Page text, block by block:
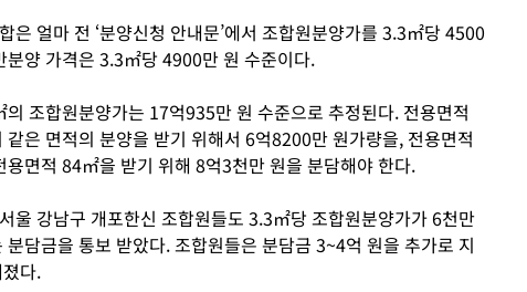
은 얼마 전 ‘분양신청 안내문’에서 조합원분양가를 3.3㎡당 4500
분양 가격은 3.3㎡당 4900만 원 수준이다.
조합원분양가는 17억935만 원 수준으로 추정된다. 전용면적
은 면적의 분양을 받기 위해서 6억8200만 원가량을, 전용면적
면적 84㎡을 받기 위해 8억3천만 원을 분담해야 한다.
울 강남구 개포한신 조합원들도 3.3㎡당 조합원분양가가 6천만
담금을 통보 받았다. 조합원들은 분담금 3~4억 원을 추가로 지
다.